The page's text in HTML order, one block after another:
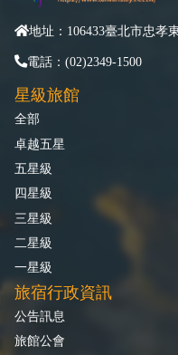
地址：106433臺北市忠孝
電話：(02)2349-1500
星級旅館
全部
卓越五星
五星級
四星級
三星級
二星級
一星級
旅宿行政資訊
公告訊息
旅館公會